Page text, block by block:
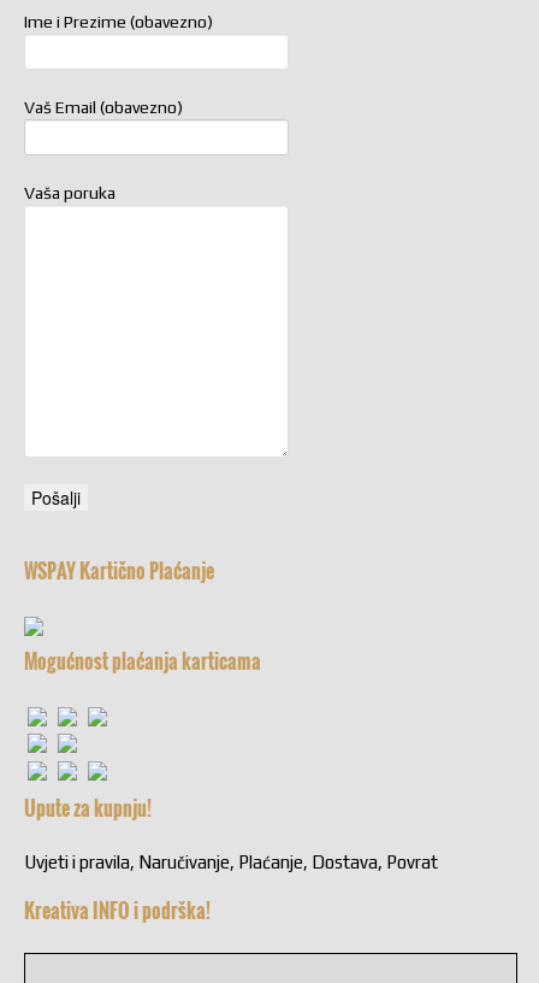
Ime i Prezime (obavezno)
Vaš Email (obavezno)
Vaša poruka
WSPAY Kartično Plaćanje
Mogućnost plaćanja karticama
Upute za kupnju!
Uvjeti i pravila, Naručivanje, Plaćanje, Dostava, Povrat
Kreativa INFO i podrška!